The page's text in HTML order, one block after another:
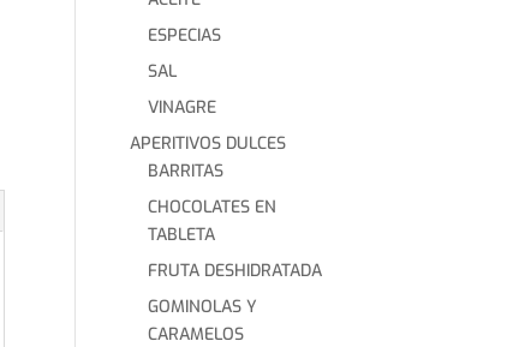
ESPECIAS
SAL
VINAGRE
APERITIVOS DULCES
BARRITAS
CHOCOLATES EN
TABLETA
FRUTA DESHIDRATADA
GOMINOLAS Y
CARAMELOS